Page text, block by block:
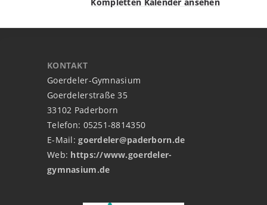
KONTAKT
Goerdeler-Gymnasium
Goerdelerstraße 35
33102 Paderborn
Telefon: 05251-8814350
E-Mail:goerdeler@paderborn.de
Web: https://www.goerdeler-
gymnasium.de